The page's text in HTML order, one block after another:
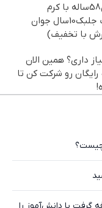
این آقای58ساله با کرم
ضدچروک جلبک10سال جوان
با تخفیف)
داری؟ همین الان
رایگان رو شرکت کن تا
چیست؟